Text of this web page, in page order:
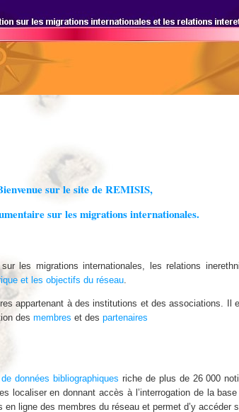
sur le site de REMISIS,
sur les migrations internationales.
les migrations internationales, les relations
et les objectifs du réseau
appartenant à des institutions et des associations. Il
des membres et des partenaires
données bibliographiques riche de plus de 26 000
localiser en donnant accès à l’interrogation de la
ligne des membres du réseau et permet d’y accéder